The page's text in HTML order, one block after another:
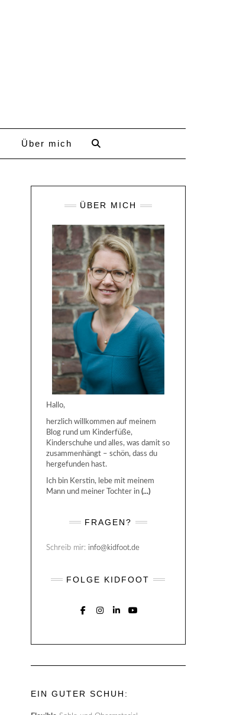
Über mich
ÜBER MICH
Hallo,
herzlich willkommen auf meinem
Blog rund um Kinderfüße,
Kinderschuhe und alles, was damit so
zusammenhängt – schön, dass du
hergefunden hast.
Ich bin Kerstin, lebe mit meinem
Mann und meiner Tochter in (...)
FRAGEN?
Schreib mir: info@kidfoot.de
FOLGE KIDFOOT
EIN GUTER SCHUH: